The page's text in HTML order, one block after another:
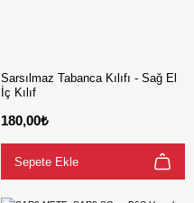
Sarsılmaz Tabanca Kılıfı - Sağ El
İç Kılıf
180,00₺
Sepete Ekle